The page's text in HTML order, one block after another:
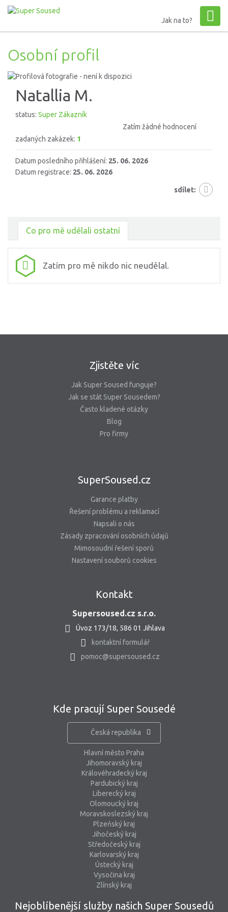
Jak na to?
Osobní profil
Natallia M.
status: Super Zákazník
Zatím žádné hodnocení
zadaných zakázek: 1
Datum posledního přihlášení: 25. 06. 2026
Datum registrace: 25. 06. 2026
sdílet:
Co pro mě udělali ostatní
Zatím pro mě nikdo nic neudělal.
Zjistěte víc
Jak Super Soused funguje?
Jak se stát Super Sousedem?
Často kladené otázky
Blog
Pro firmy
SuperSoused.cz
Garance platby
Řešení problému a reklamací
Napsali o nás
Zásady zpracování osobních údajů
Mimosoudní řešení sporů
Nastavení souborů cookies
Kontakt
Supersoused.cz s.r.o.
Úvoz 173/18, 586 01 Jihlava
kontaktní formulář
pomoc@supersoused.cz
Kde pracují Super Sousedé
Česká republika
Hlavní město Praha
Jihomoravský kraj
Královéhradecký kraj
Pardubický kraj
Liberecký kraj
Olomoucký kraj
Moravskoslezský kraj
Plzeňský kraj
Jihočeský kraj
Středočeský kraj
Karlovarský kraj
Ústecký kraj
Vysočina kraj
Zlínský kraj
Nejoblíbenější služby našich Super Sousedů